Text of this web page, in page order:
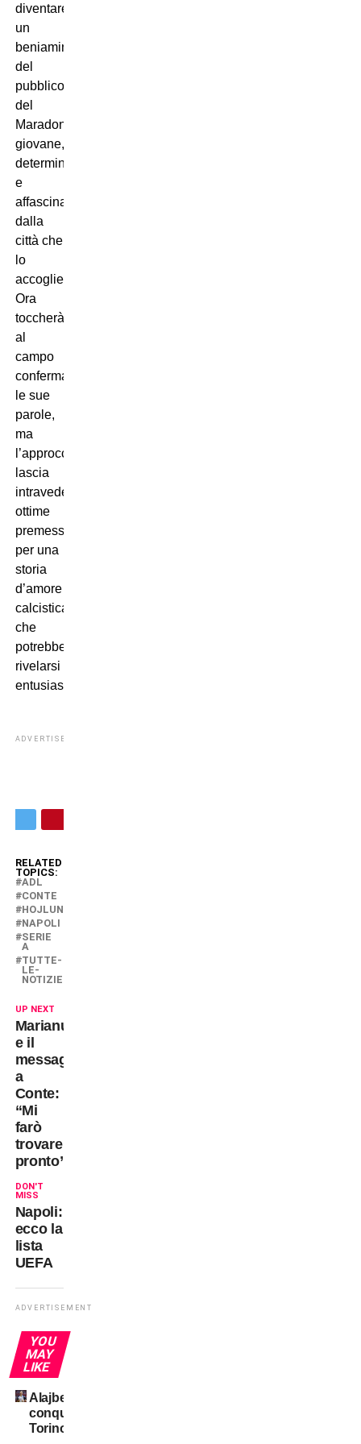
diventare
un
beniamino
del
pubblico
del
Maradona:
giovane,
determinato
e
affascinato
dalla
città che
lo
accoglie.
Ora
toccherà
al
campo
confermare
le sue
parole,
ma
l’approccio
lascia
intravedere
ottime
premesse
per una
storia
d’amore
calcistica
che
potrebbe
rivelarsi
entusiasmante.
ADVERTISEMENT
RELATED
TOPICS:
ADL
CONTE
HOJLUND
NAPOLI
SERIE
A
TUTTE-
LE-
NOTIZIE
UP NEXT
Marianucci
e il
messaggio
a
Conte:
“Mi
farò
trovare
pronto”
DON'T
MISS
Napoli:
ecco la
lista
UEFA
ADVERTISEMENT
YOU
MAY
LIKE
Alajbegovic
conquista
Torino